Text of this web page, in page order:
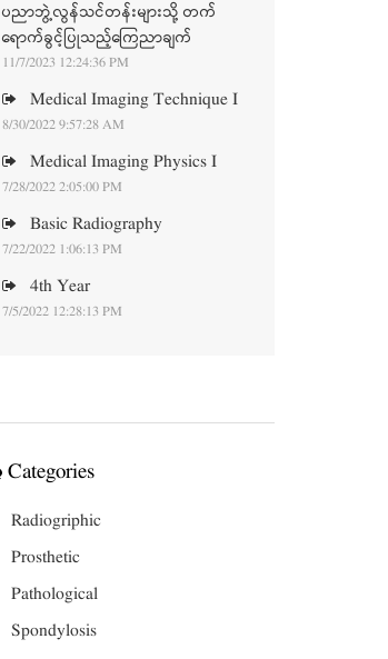
ပညာဘွဲ့လွန်သင်တန်းများသို့ တက်
ရောက်ခွင့်ပြုသည့်ကြေညာချက်
11/7/2023 12:24:36 PM
Medical Imaging Technique I
8/30/2022 9:57:28 AM
Medical Imaging Physics I
7/28/2022 2:05:00 PM
Basic Radiography
7/22/2022 1:06:13 PM
4th Year
7/5/2022 12:28:13 PM
Categories
Radiogriphic
Prosthetic
Pathological
Spondylosis